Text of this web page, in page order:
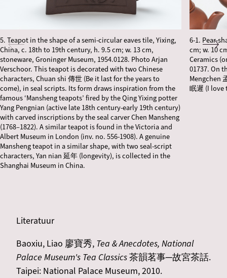
5. Teapot in the shape of a semi-circular eaves tile, Yixing,
China, c. 18th to 19th century, h. 9.5 cm; w. 13 cm,
stoneware, Groninger Museum, 1954.0128. Photo Arjan
Verschoor. This teapot is decorated with two Chinese
characters, Chuan shi 傳世 (Be it last for the years to
come), in seal scripts. Its form draws inspiration from the
famous ‘Mansheng teapots’ fired by the Qing Yixing potter
Yang Pengnian (active late 18th century-early 19th century)
with carved inscriptions by the seal carver Chen Mansheng
(1768–1822). A similar teapot is found in the Victoria and
Albert Museum in London (inv. no. 556-1908). A genuine
Mansheng teapot in a similar shape, with two seal-script
characters, Yan nian 延年 (longevity), is collected in the
Shanghai Museum in China.
6-1. Pear-
cm; w. 10
Ceramics
01737. On
Mengchen
眠遲 (I love
Literatuur
Baoxiu, Liao 廖寶秀, Tea & Anecdotes, National
Palace Museum's Tea Classics茶韻茗事─故宮茶話.
Taipei: National Palace Museum, 2010.